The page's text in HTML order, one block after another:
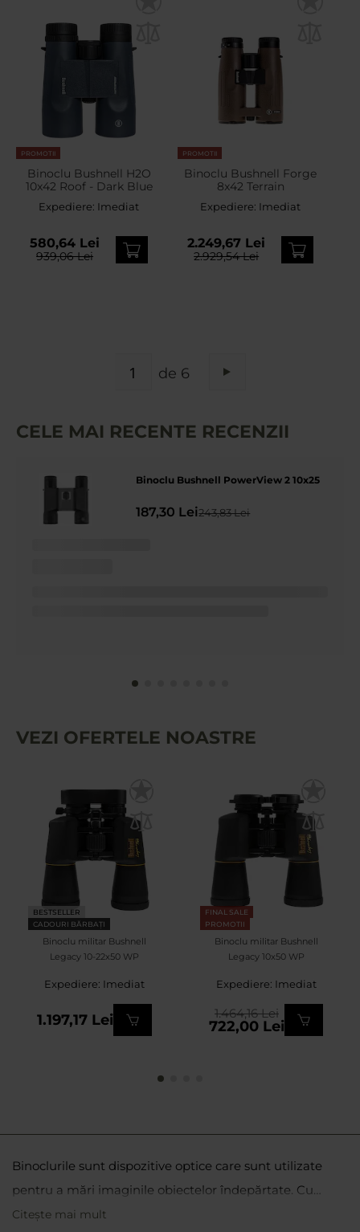
PROMOTII
Binoclu Bushnell H2O
10x42 Roof - Dark Blue
Expediere: Imediat
580,64 Lei
939,06 Lei
PROMOTII
Binoclu Bushnell Forge
8x42 Terrain
Expediere: Imediat
2.249,67 Lei
2.929,54 Lei
de 6
CELE MAI RECENTE RECENZII
Binoclu Bushnell PowerView 2 10x25
187,30 Lei243,83 Lei
VEZI OFERTELE NOASTRE
BESTSELLER
CADOURI BĂRBAȚI
Binoclu militar Bushnell
Legacy 10-22x50 WP
Expediere: Imediat
1.197,17 Lei
FINAL SALE
PROMOTII
Binoclu militar Bushnell
Legacy 10x50 WP
Expediere: Imediat
722,00 Lei
1.464,16 Lei
Citește mai mult
Binoclurile sunt dispozitive optice care sunt utilizate
pentru a mări imaginile obiectelor îndepărtate. Cu
ajutorul binoclului, putem admira peisaje îndepărtate,